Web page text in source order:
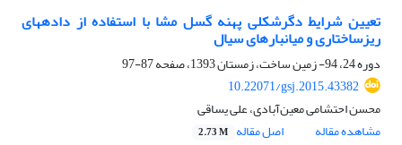
تعیین شرایط دگرشکلی پهنه گسل مشا با استفاده از دادههای
ریزساختاری و میانبارهای سیال
دوره 24، 94- زمین ساخت، زمستان 1393، صفحه
87-97
10.22071/gsj.2015.43382
محسن احتشامی معین‌آبادی، علی یساقی
مشاهده مقاله
اصل مقاله 2.73 M